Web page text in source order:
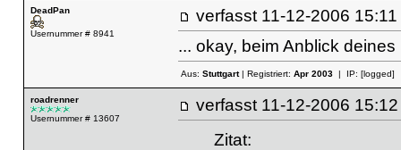
DeadPan
Usernummer # 8941
verfasst 11-12-2006
... okay, beim Anblick
Aus: Stuttgart| Registriert: Apr 2003| IP: [logged]
roadrenner
Usernummer # 13607
verfasst 11-12-2006
Zitat: